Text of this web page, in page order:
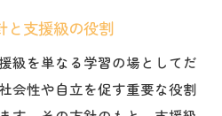
の種別と特徴のポイント
支援級の分類と概要を整理
する子どもの多様性とは
と支援級の役割
級を単なる学習の場としてだ
会性や自立を促す重要な役割